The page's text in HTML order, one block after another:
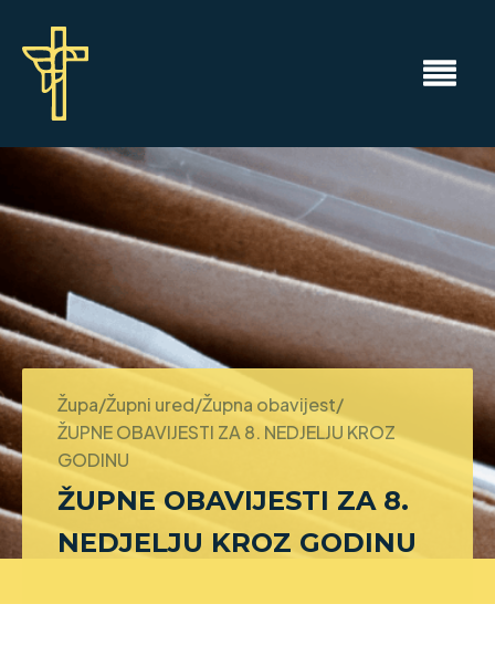
Župa/Župni ured/Župna obavijest/
ŽUPNE OBAVIJESTI ZA 8. NEDJELJU KROZ
GODINU
ŽUPNE OBAVIJESTI ZA 8.
NEDJELJU KROZ GODINU